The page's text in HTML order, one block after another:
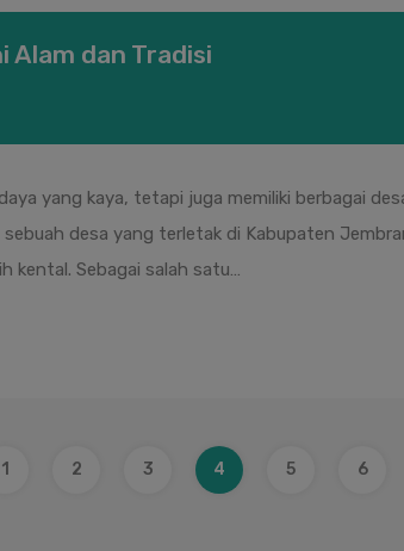
Alam dan Tradisi
yang kaya, tetapi juga memiliki berbagai
desa yang terletak di Kabupaten
kental. Sebagai salah satu…
1 2 3 4 5 6